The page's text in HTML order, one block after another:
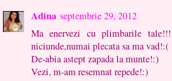
Adina septembrie 29, 2012
Ma enervezi cu plimbarile
niciunde,numai plecata sa ma vad!:(
De-abia astept zapada la munte!:)
Vezi, m-am resemnat repede!:)